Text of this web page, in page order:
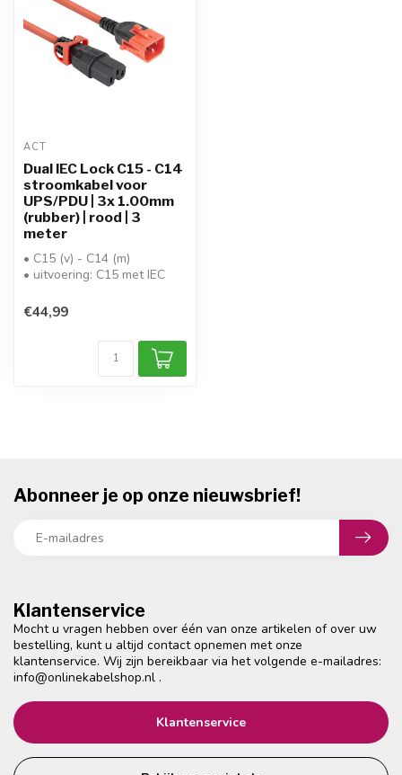
ACT
Dual IEC Lock C15 - C14
stroomkabel voor
UPS/PDU | 3x 1.00mm
(rubber) | rood | 3
meter
• C15 (v) - C14 (m)
• uitvoering: C15 met IEC
Dual Loc...
€44,99
Klantenservice
Mocht u vragen hebben over één van onze artikelen of over uw
bestelling, kunt u altijd contact opnemen met onze
klantenservice. Wij zijn bereikbaar via het volgende e-mailadres:
info@onlinekabelshop.nl .
Klantenservice
Abonneer je op onze nieuwsbrief!